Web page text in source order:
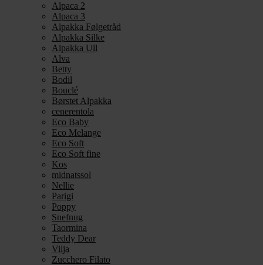
Alpaca 2
Alpaca 3
Alpakka Følgetråd
Alpakka Silke
Alpakka Ull
Alva
Betty
Bodil
Bouclé
Børstet Alpakka
cenerentola
Eco Baby
Eco Melange
Eco Soft
Eco Soft fine
Kos
midnatssol
Nellie
Parigi
Poppy
Snefnug
Taormina
Teddy Dear
Vilja
Zucchero Filato